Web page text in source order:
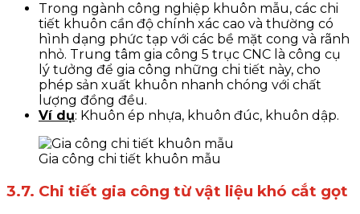
Trong ngành công nghiệp khuôn mẫu, các chi
tiết khuôn cần độ chính xác cao và thường có
hình dạng phức tạp với các bề mặt cong và rãnh
nhỏ. Trung tâm gia công 5 trục CNC là công cụ
lý tưởng để gia công những chi tiết này, cho
phép sản xuất khuôn nhanh chóng với chất
lượng đồng đều.
Ví dụ: Khuôn ép nhựa, khuôn đúc, khuôn dập.
Gia công chi tiết khuôn mẫu
3.7. Chi tiết gia công từ vật liệu khó cắt gọt